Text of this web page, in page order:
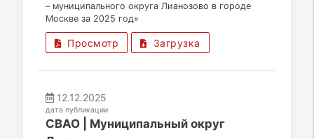
– муниципального округа Лианозово в городе
Москве за 2025 год»
Просмотр Загрузка
12.12.2025
дата публикации
СВАО | Муниципальный округ